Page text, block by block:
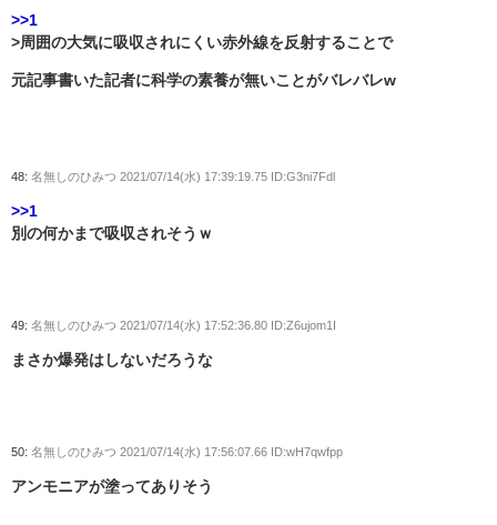
>>1
>周囲の大気に吸収されにくい赤外線を反射することで
元記事書いた記者に科学の素養が無いことがバレバレw
48: 名無しのひみつ 2021/07/14(水) 17:39:19.75 ID:G3ni7Fdl
>>1
別の何かまで吸収されそうｗ
49: 名無しのひみつ 2021/07/14(水) 17:52:36.80 ID:Z6ujom1I
まさか爆発はしないだろうな
50: 名無しのひみつ 2021/07/14(水) 17:56:07.66 ID:wH7qwfpp
アンモニアが塗ってありそう